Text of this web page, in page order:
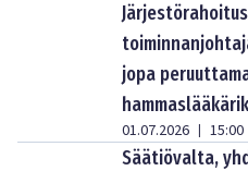
jopa
01.07.2026 | 15:00
Säätiövalta,